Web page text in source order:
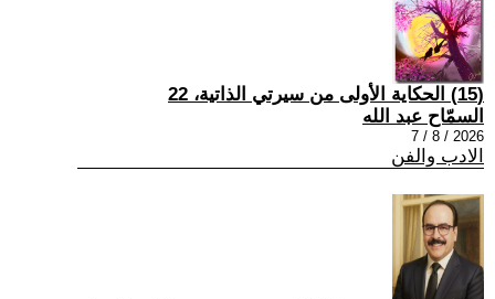
(15) الحكاية الأولى من سيرتي الذاتية، 22
السمّاح عبد الله
2026 / 8 / 7
الادب والفن